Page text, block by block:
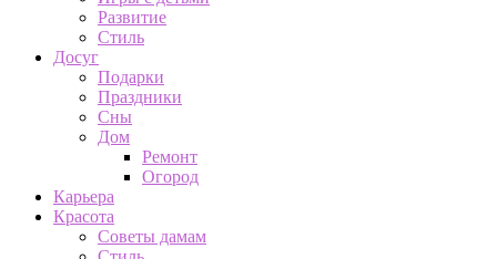
Развитие
Стиль
Досуг
Подарки
Праздники
Сны
Дом
Ремонт
Огород
Карьера
Красота
Советы дамам